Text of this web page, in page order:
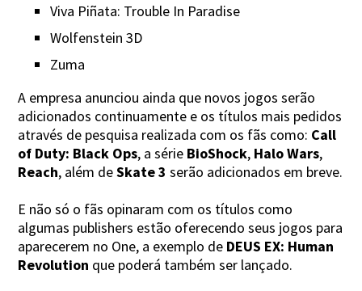
Viva Piñata: Trouble In Paradise
Wolfenstein 3D
Zuma
A empresa anunciou ainda que novos jogos serão
adicionados continuamente e os títulos mais pedidos
através de pesquisa realizada com os fãs como: Call
of Duty: Black Ops, a série BioShock, Halo Wars,
Reach, além deSkate 3 serão adicionados em breve.
E não só o fãs opinaram com os títulos como
algumas publishers estão oferecendo seus jogos para
aparecerem no One, a exemplo de DEUS EX: Human
Revolution que poderá também ser lançado.